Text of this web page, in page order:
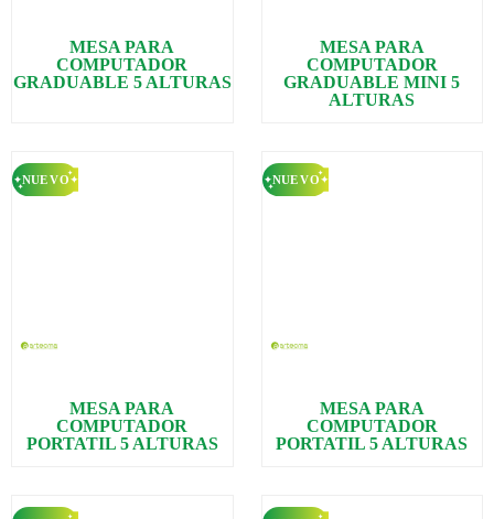
MESA PARA
COMPUTADOR
GRADUABLE 5 ALTURAS
MESA PARA
COMPUTADOR
GRADUABLE MINI 5
ALTURAS
MESA PARA
COMPUTADOR
PORTATIL 5 ALTURAS
MESA PARA
COMPUTADOR
PORTATIL 5 ALTURAS